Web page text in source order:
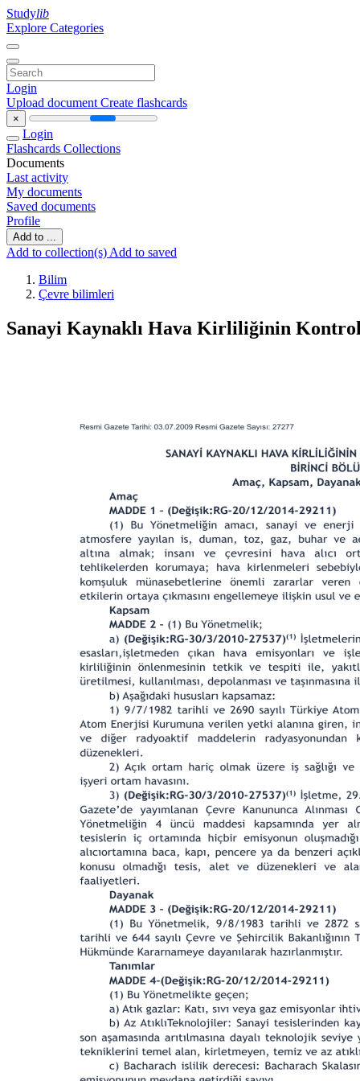
Studylib
Explore Categories
Login
Upload document Create flashcards
×
Login
Flashcards Collections
Documents
Last activity
My documents
Saved documents
Profile
Add to ...
Add to collection(s) Add to saved
Bilim
Çevre bilimleri
Sanayi Kaynaklı Hava Kirliliğinin